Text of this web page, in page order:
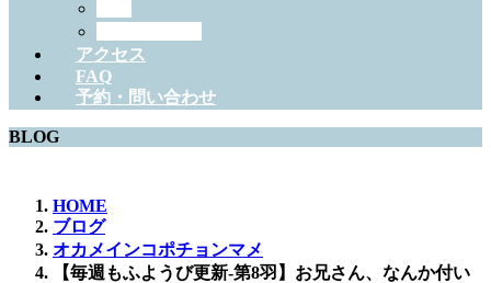
アクセス
FAQ
予約・問い合わせ
BLOG
HOME
ブログ
オカメインコポチョンマメ
【毎週もふようび更新-第8羽】お兄さん、なんか付い